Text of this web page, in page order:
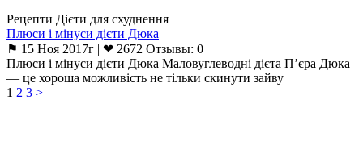
Рецепти Дієти для схуднення
Плюси і мінуси дієти Дюка
⚑ 15 Ноя 2017г | ❤ 2672 Отзывы: 0
Плюси і мінуси дієти Дюка Маловуглеводні дієта П’єра Дюка
— це хороша можливість не тільки скинути зайву
1 2 3 >